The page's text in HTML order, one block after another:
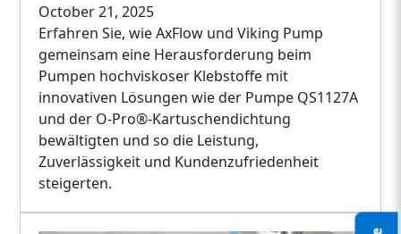
October 21, 2025
Erfahren Sie, wie AxFlow und Viking Pump
gemeinsam eine Herausforderung beim
Pumpen hochviskoser Klebstoffe mit
innovativen Lösungen wie der Pumpe QS1127A
und der O-Pro®-Kartuschendichtung
bewältigten und so die Leistung,
Zuverlässigkeit und Kundenzufriedenheit
steigerten.